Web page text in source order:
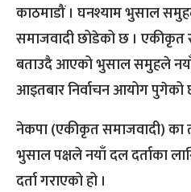
काठमाडौं । घनश्याम भुसाल
समाजवादी छोडेको छ । एकीकृत
बताउदै आएको भुसाल समुहले नयाँ
आइतबार निर्वाचन आयोग पुगेको
नेकपा (एकीकृत समाजवादी) का
भुसाल पक्षले नयाँ दल दर्ताका
दर्ता गराएको हो ।